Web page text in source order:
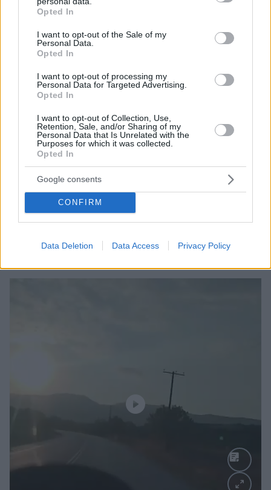
grant or deny consent to Google and its third-party tags to
use your data for below specified purposes in below Google
consent section.
Opted In
I want to opt-out of the Sale of my
Personal Data.
Opted In
I want to opt-out of processing my
Personal Data for Targeted Advertising.
Opted In
I want to opt-out of Collection, Use,
Retention, Sale, and/or Sharing of my
Personal Data that Is Unrelated with the
Purposes for which it was collected.
Opted In
Google consents
CONFIRM
Data Deletion Data Access Privacy Policy
μπουζούκι, βουκαμβίλιες και μια γάτα, δείτε
Αναστέλλεται η λειτουργία του αιολικού πάρκου στη
προφυλακίστηκαν οι τρεις κατηγορούμενοι
πριν 18 λεπτά
Προθεσμία για να απολογηθεί την Τρίτη έλαβε η
46χρονη που κατηγορείται για την επίθεση στη Marfin
πριν 21 λεπτά
Αύγουστος στην Ελλάδα: 9 ποτάμια για δροσερές
βουτιές
πριν 21 λεπτά
ΔΕΙΤΕ ΟΛΕΣ ΤΙΣ ΕΙΔΗΣΕΙΣ